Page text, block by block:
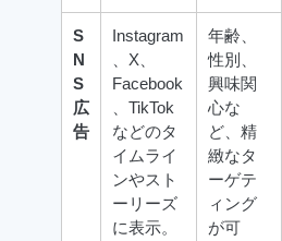
S
N
S
広
告
Instagram
、X、
Facebook
、TikTok
などのタ
イムライ
ンやスト
ーリーズ
に表示。
年齢、
性別、
興味関
心な
ど、精
緻なタ
ーゲテ
ィング
が可